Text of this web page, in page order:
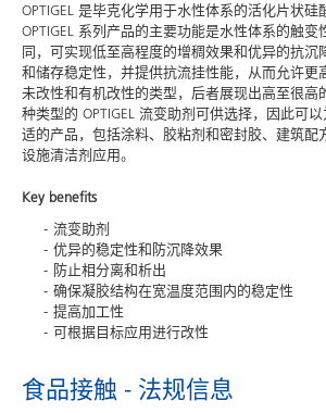
OPTIGEL 是毕克化学用于水性体系的活化片状硅
OPTIGEL 系列产品的主要功能是水性体系的触
同，可实现低至高程度的增稠效果和优异的抗沉
和储存稳定性，并提供抗流挂性能，从而允许更
未改性和有机改性的类型，后者展现出高至很高
种类型的 OPTIGEL 流变助剂可供选择，因此可
适的产品，包括涂料、胶粘剂和密封胶、建筑配
设施清洁剂应用。
Key benefits
流变助剂
优异的稳定性和防沉降效果
防止相分离和析出
确保凝胶结构在宽温度范围内的稳定性
提高加工性
可根据目标应用进行改性
食品接触 - 法规信息